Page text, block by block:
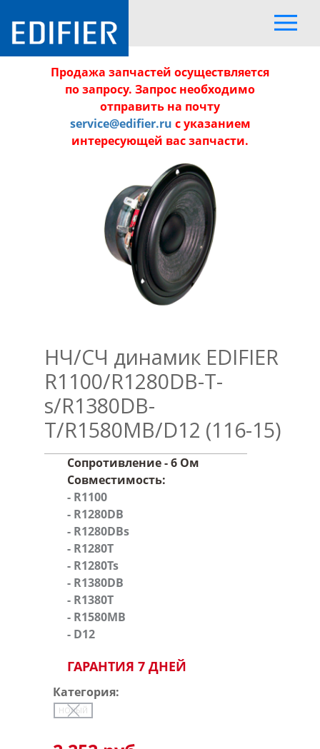
Продажа запчастей осуществляется
по запросу. Запрос необходимо
отправить на почту
service@edifier.ru с указанием
интересующей вас запчасти.
НЧ/СЧ динамик EDIFIER
R1100/R1280DB-T-
s/R1380DB-
T/R1580MB/D12 (116-15)
Сопротивление - 6 Ом
Совместимость:
- R1100
- R1280DB
- R1280DBs
- R1280T
- R1280Ts
- R1380DB
- R1380T
- R1580MB
- D12
ГАРАНТИЯ 7 ДНЕЙ
Категория:
НОВЫЙ